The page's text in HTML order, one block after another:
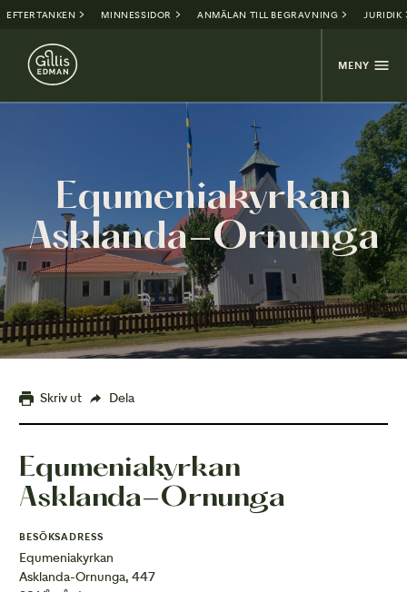
EFTERTANKEN MINNESSIDOR ANMÄLAN TILL BEGRAVNING JURIDIK
MENY
Equmeniakyrkan
Asklanda-Ornunga
Skriv ut Dela
Equmeniakyrkan
Asklanda-Ornunga
BESÖKSADRESS
Equmeniakyrkan
Asklanda-Ornunga, 447